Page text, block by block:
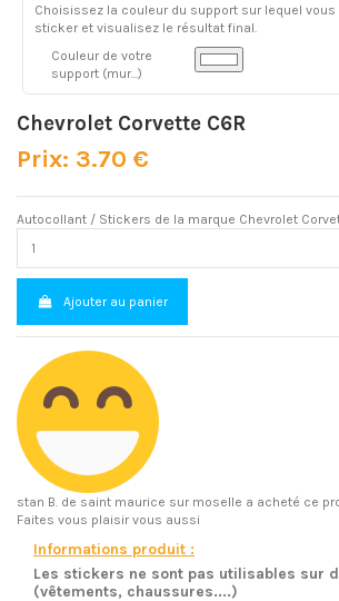
Choisissez la couleur du support sur lequel vous
sticker et visualisez le résultat final.
Couleur de votre
support (mur...)
Chevrolet Corvette C6R
Prix: 3.70 €
Autocollant / Stickers de la marque Chevrolet
Ajouter au panier
stan B. de saint maurice sur moselle a acheté ce
Faites vous plaisir vous aussi
Informations produit :
Les stickers ne sont pas utilisables sur
(vêtements, chaussures....)